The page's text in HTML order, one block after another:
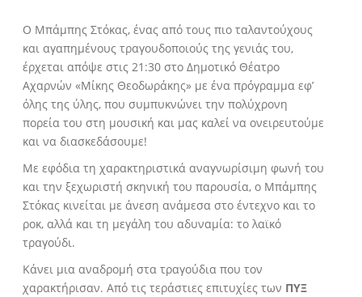
Ο Μπάμπης Στόκας, ένας από τους πιο ταλαντούχους
και αγαπημένους τραγουδοποιούς της γενιάς του,
έρχεται απόψε στις 21:30 στο Δημοτικό Θέατρο
Αχαρνών «Μίκης Θεοδωράκης» με ένα πρόγραμμα εφ’
όλης της ύλης, που συμπυκνώνει την πολύχρονη
πορεία του στη μουσική και μας καλεί να ονειρευτούμε
και να διασκεδάσουμε!
Με εφόδια τη χαρακτηριστικά αναγνωρίσιμη φωνή του
και την ξεχωριστή σκηνική του παρουσία, ο Μπάμπης
Στόκας κινείται με άνεση ανάμεσα στο έντεχνο και το
ροκ, αλλά και τη μεγάλη του αδυναμία: το λαϊκό
τραγούδι.
Κάνει μια αναδρομή στα τραγούδια που τον
χαρακτήρισαν. Από τις τεράστιες επιτυχίες των ΠΥΞ